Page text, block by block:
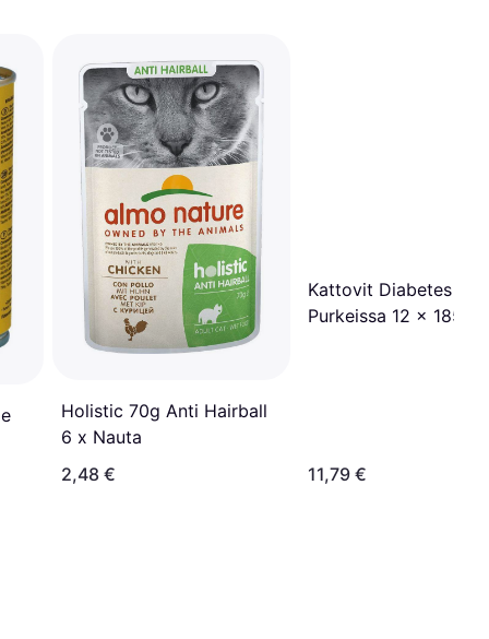
Holistic 70g Anti Hairball
6 x Nauta
2,48 €
Kattovit Diabetes
Purkeissa 12 x 185 g
11,79 €